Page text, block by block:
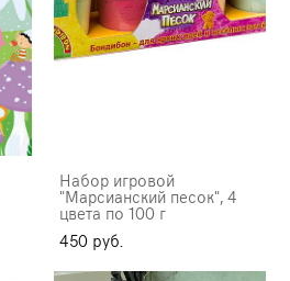
Набор игровой
"Марсианский песок", 4
цвета по 100 г
450 pуб.